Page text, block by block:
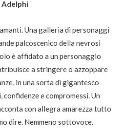
Adelphi
Una galleria di personaggi
palcoscenico della nevrosi
è affidato a un personaggio
a stringere o azzoppare
in una sorta di gigantesco
e compromessi. Un
con allegra amarezza tutto
dire. Nemmeno sottovoce.